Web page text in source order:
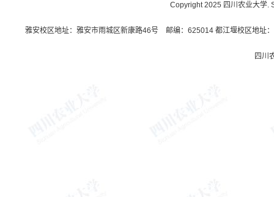
Copyright 2025 四川农业大学.
雅安校区地址：雅安市雨城区新康路46号 邮编：625014 都江堰校区地址
四川